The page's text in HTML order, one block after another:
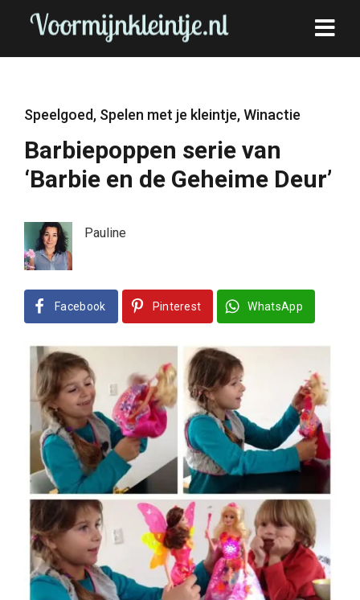
Speelgoed, Spelen met je kleintje,Winactie
Barbiepoppen serie van
‘Barbie en de Geheime Deur’
Pauline
Facebook Pinterest WhatsApp